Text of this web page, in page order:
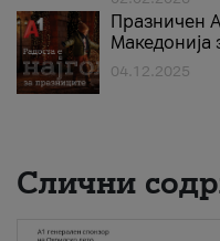
Празничен
Македонија
04.12.2025
Слични